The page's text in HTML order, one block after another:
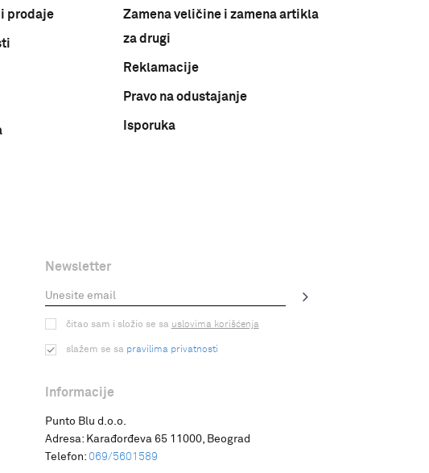
prodaje
Zamena veličine i zamena artikla
za drugi
Reklamacije
Pravo na odustajanje
Isporuka
Newsletter
čitao sam i složio se sa uslovima korišćenja
slažem se sa pravilima privatnosti
Informacije
Punto Blu d.o.o.
Adresa: Karađorđeva 65 11000, Beograd
Telefon: 069/5601589